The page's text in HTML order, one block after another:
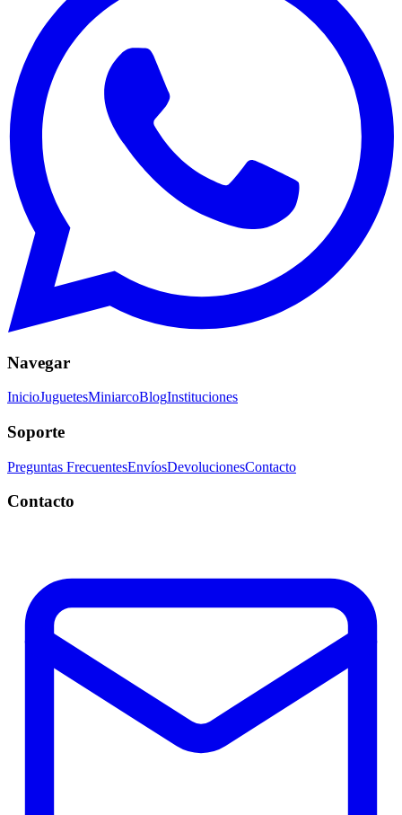
Navegar
InicioJuguetesMiniarcoBlogInstituciones
Soporte
Preguntas FrecuentesEnvíosDevolucionesContacto
Contacto